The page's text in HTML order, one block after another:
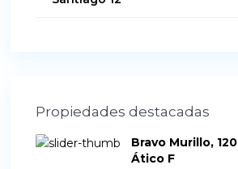
Propiedades destacadas
Bravo Murillo, 120
Ático F